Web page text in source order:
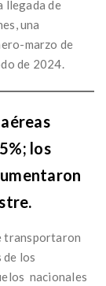
llegada de
una
marzo de
de 2024.
los
transportaron
de los
nacionales